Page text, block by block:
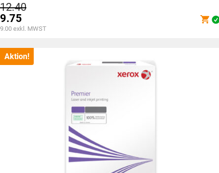
12.40Ursprünglicher
war:
CHF12.40
9.75
Aktueller
ist:
CHF9.75.
9.00 exkl. MWST
Aktion!